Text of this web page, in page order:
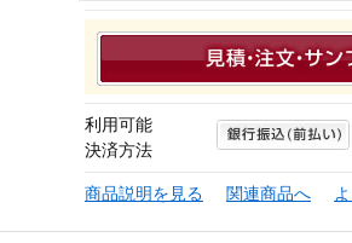
利用可能
決済方法
商品説明を見る 関連商品へ